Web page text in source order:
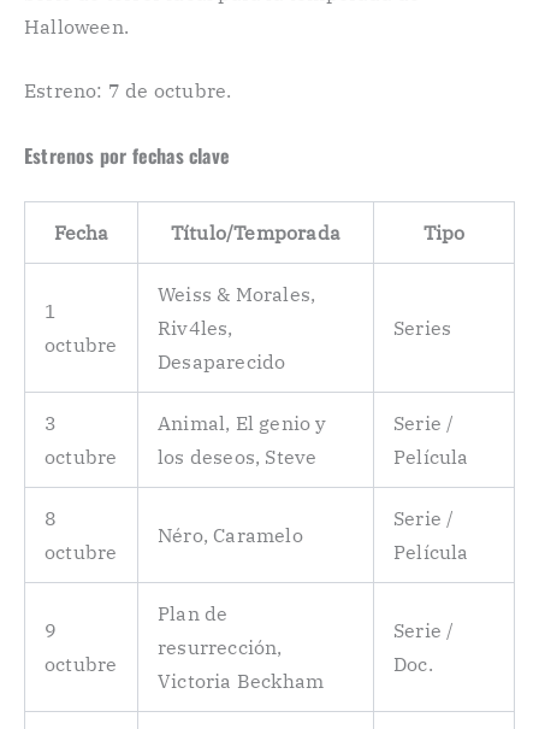
Halloween.
Estreno: 7 de octubre.
Estrenos por fechas clave
Fecha Título/Temporada Tipo
1
octubre
Weiss & Morales,
Riv4les,
Desaparecido
Series
3
octubre
Animal, El genio y
los deseos, Steve
Serie /
Película
8
octubre
Néro, Caramelo
Serie /
Película
9
octubre
Plan de
resurrección,
Victoria Beckham
Serie /
Doc.